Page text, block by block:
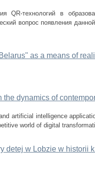
QR-технологий в
вопрос появления
as a means of
dynamics of
artificial intelligence
world of digital
detej w Lobzie w historii